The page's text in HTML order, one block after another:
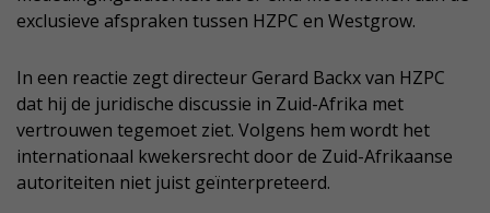
exclusieve afspraken tussen HZPC en Westgrow.
In een reactie zegt directeur Gerard Backx van HZPC
dat hij de juridische discussie in Zuid-Afrika met
vertrouwen tegemoet ziet. Volgens hem wordt het
internationaal kwekersrecht door de Zuid-Afrikaanse
autoriteiten niet juist geïnterpreteerd.